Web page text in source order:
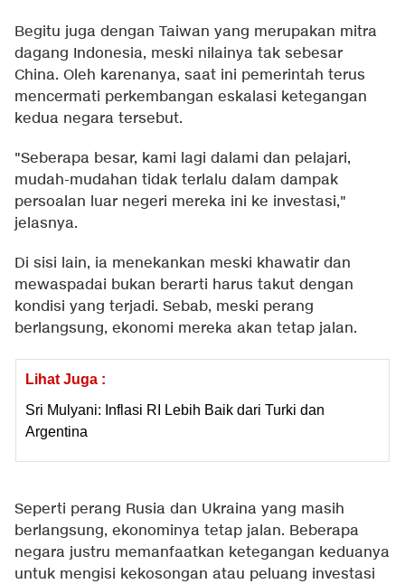
Begitu juga dengan Taiwan yang merupakan mitra
dagang Indonesia, meski nilainya tak sebesar
China. Oleh karenanya, saat ini pemerintah terus
mencermati perkembangan eskalasi ketegangan
kedua negara tersebut.
"Seberapa besar, kami lagi dalami dan pelajari,
mudah-mudahan tidak terlalu dalam dampak
persoalan luar negeri mereka ini ke investasi,"
jelasnya.
Di sisi lain, ia menekankan meski khawatir dan
mewaspadai bukan berarti harus takut dengan
kondisi yang terjadi. Sebab, meski perang
berlangsung, ekonomi mereka akan tetap jalan.
Lihat Juga :
Sri Mulyani: Inflasi RI Lebih Baik dari Turki dan
Argentina
Seperti perang Rusia dan Ukraina yang masih
berlangsung, ekonominya tetap jalan. Beberapa
negara justru memanfaatkan ketegangan keduanya
untuk mengisi kekosongan atau peluang investasi